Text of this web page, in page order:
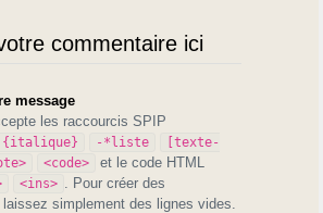
commentaire ici
message
les raccourcis SPIP
{italique} -*liste
[texte-
<code> et le code HTML
<ins>
. Pour créer des
laissez simplement des lignes vides.